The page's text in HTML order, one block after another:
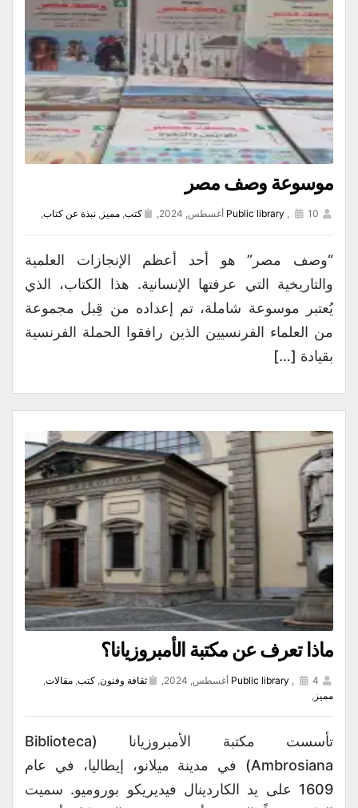
موسوعة وصف مصر
Public library , 10 أغسطس, 2024, كتب, مميز , نبذة عن كتاب,
“وصف مصر” هو أحد أعظم الإنجازات العلمية
والتاريخية التي عرفتها الإنسانية. هذا الكتاب، الذي
يُعتبر موسوعة شاملة، تم إعداده من قِبل مجموعة
من العلماء الفرنسيين الذين رافقوا الحملة الفرنسية
بقيادة […]
ماذا تعرف عن مكتبة الأمبروزيانا؟
Public library , 4 أغسطس, 2024, ثقافة وفنون, كتب, مقالات,
مميز ,
تأسست مكتبة الأمبروزيانا (Biblioteca
Ambrosiana) في مدينة ميلانو، إيطاليا، في عام
1609 على يد الكاردينال فيديريكو بوروميو. سميت